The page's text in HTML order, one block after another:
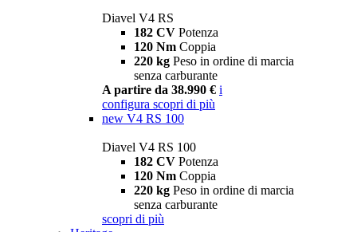
Diavel V4 RS
182 CV Potenza
120 Nm Coppia
220 kg Peso in ordine di marcia
senza carburante
A partire da 38.990 € i
configura scopri di più
new V4 RS 100
Diavel V4 RS 100
182 CV Potenza
120 Nm Coppia
220 kg Peso in ordine di marcia
senza carburante
scopri di più